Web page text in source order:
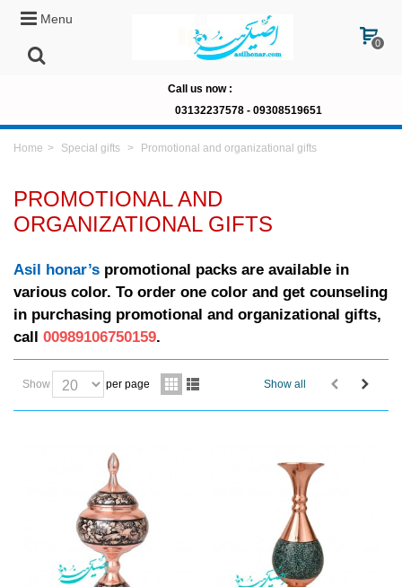
Menu
0
Call us now :
03132237578 - 09308519651
Home > Special gifts > Promotional and organizational gifts
PROMOTIONAL AND
ORGANIZATIONAL GIFTS
Asil honar’s promotional packs are available in
various color. To order one color and get counseling
in purchasing promotional and organizational gifts,
call 00989106750159.
Show per page Show all